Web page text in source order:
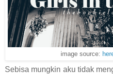
image source:
Sebisa mungkin aku tidak